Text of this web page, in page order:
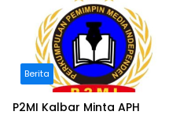
Berita
P2MI Kalbar Minta APH